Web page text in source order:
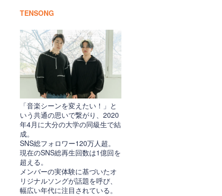
TENSONG
「音楽シーンを変えたい！」と
いう共通の思いで繋がり、2020
年4月に大分の大学の同級生で結
成。
SNS総フォロワー120万人超。
現在のSNS総再生回数は1億回を
超える。
メンバーの実体験に基づいたオ
リジナルソングが話題を呼び、
幅広い年代に注目されている。